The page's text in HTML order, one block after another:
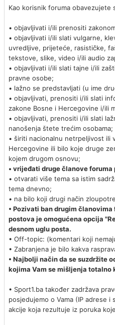
Kao korisnik foruma obavezujete
• objavljivati i/ili prenositi
• objavljivati i/ili slati vulgarne,
uvredljive, prijeteće, rasističke,
tekstove, slike, video i/ili audio
• objavljivati i/ili slati tajne i/ili
pravne osobe;
• lažno se predstavljati (u ime
• objavljivati, prenositi i/ili slati
zakone Bosne i Hercegovine i/ili
• objavljivati, prenositi i/ili slati
nanošenja štete trećim osobama;
• širiti nacionalnu netrpeljivost ili
Hercegovine ili bilo koje druge
kojem drugom osnovu;
• vrijeđati druge članove foruma
• otvarati više tema sa istim
tema dnevno;
• na bilo koji drugi način
• Pozivati ban drugim
postova je omogućena opcija
desnom uglu posta.
• Off-topic: (komentari koji
• Zabranjena je bilo kakva
• Najbolji način da se suzdržite
kojima Vam se mišljenja totalno
• Sport1.ba također zadržava
posjedujemo o Vama (IP adrese
akcije koja rezultuje iz poruka